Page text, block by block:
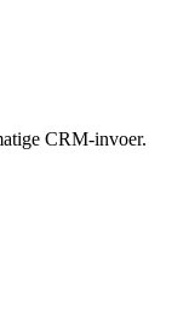
CRM-invoer.